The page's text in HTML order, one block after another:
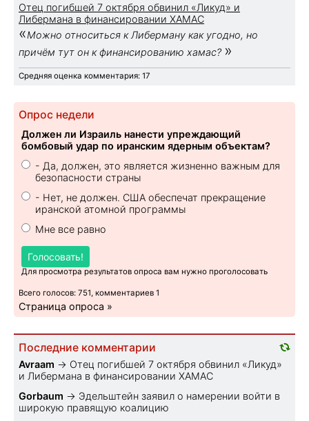
Отец погибшей 7 октября обвинил «Ликуд» и
Либермана в финансировании ХАМАС
«Можно относиться к Либерману как угодно, но
причём тут он к финансированию хамас? »
Средняя оценка комментария: 17
Опрос недели
Должен ли Израиль нанести упреждающий
бомбовый удар по иранским ядерным объектам?
- Да, должен, это является жизненно важным для
безопасности страны
- Нет, не должен. США обеспечат прекращение
иранской атомной программы
Мне все равно
Голосовать!
Для просмотра результатов опроса вам нужно проголосовать
Всего голосов: 751, комментариев 1
Страница опроса »
Последние комментарии
Avraam → Отец погибшей 7 октября обвинил «Ликуд»
и Либермана в финансировании ХАМАС
Gorbaum → Эдельштейн заявил о намерении войти в
широкую правящую коалицию